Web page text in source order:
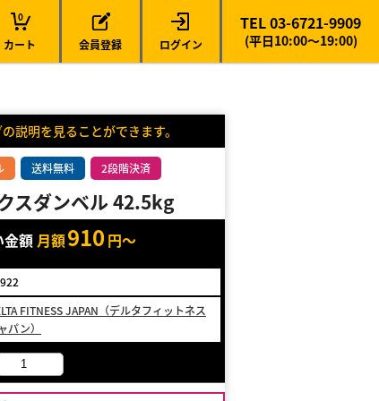
カート
0
会員登録 ログイン
TEL 03-6721-9909
(平日10:00～19:00)
説明を見ることができます。
送料無料 2段階決済
スダンベル 42.5kg
金額 月額910 円～
FITNESS JAPAN（デルタフィットネス
パン）